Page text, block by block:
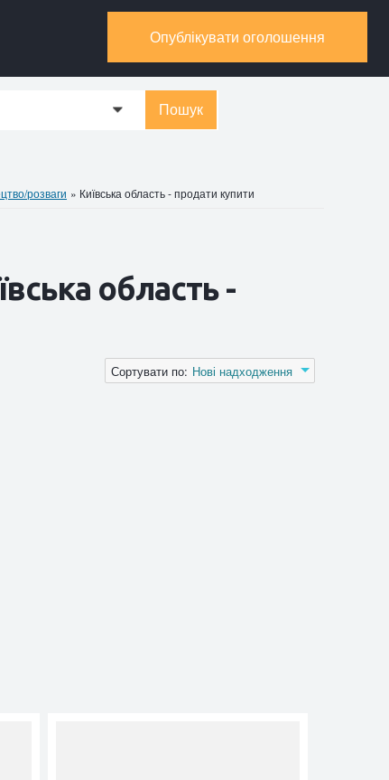
Опублікувати оголошення
0 Пошук
розваги » Київська область - продати купити
область -
Сортувати по: Нові надходження